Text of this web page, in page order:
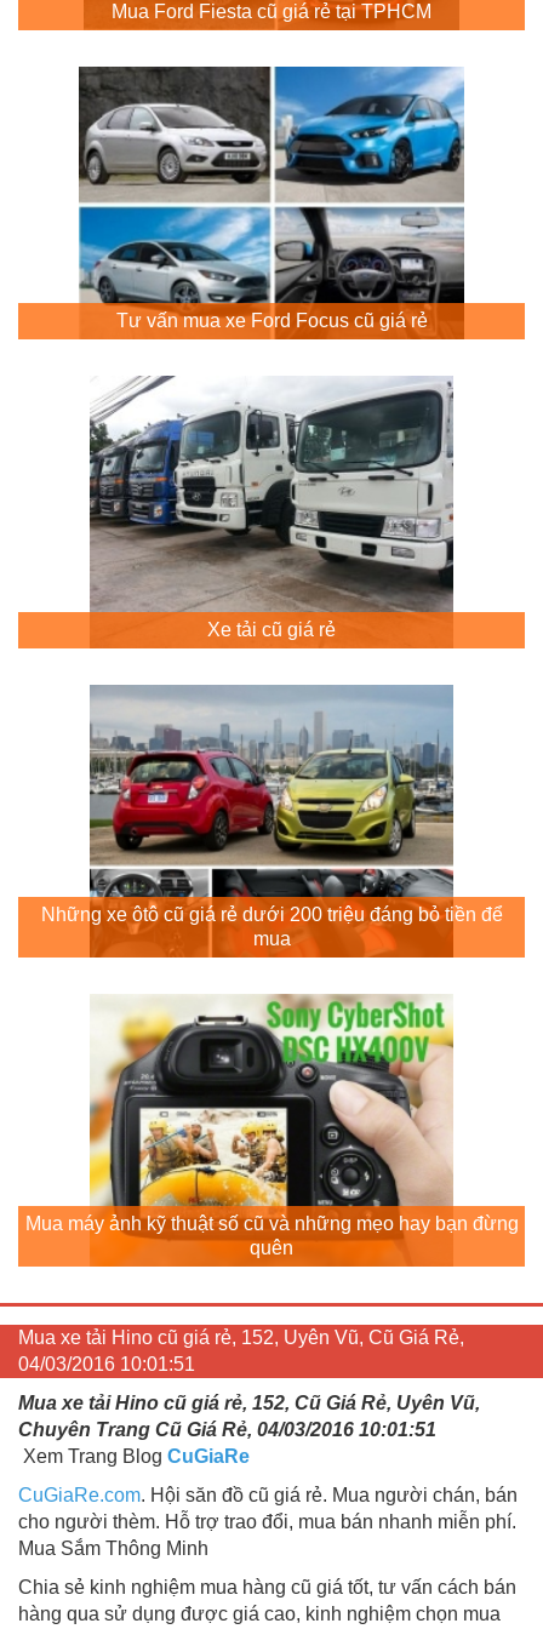
Mua Ford Fiesta cũ giá rẻ tại TPHCM
Tư vấn mua xe Ford Focus cũ giá rẻ
Xe tải cũ giá rẻ
Những xe ôtô cũ giá rẻ dưới 200 triệu đáng bỏ tiền để
mua
Mua máy ảnh kỹ thuật số cũ và những mẹo hay bạn đừng
quên
Mua xe tải Hino cũ giá rẻ, 152, Uyên Vũ, Cũ Giá Rẻ,
04/03/2016 10:01:51
Mua xe tải Hino cũ giá rẻ, 152, Cũ Giá Rẻ, Uyên Vũ,
Chuyên Trang Cũ Giá Rẻ, 04/03/2016 10:01:51
Xem Trang Blog CuGiaRe
CuGiaRe.com. Hội săn đồ cũ giá rẻ. Mua người chán, bán
cho người thèm. Hỗ trợ trao đổi, mua bán nhanh miễn phí.
Mua Sắm Thông Minh
Chia sẻ kinh nghiệm mua hàng cũ giá tốt, tư vấn cách bán
hàng qua sử dụng được giá cao, kinh nghiệm chọn mua